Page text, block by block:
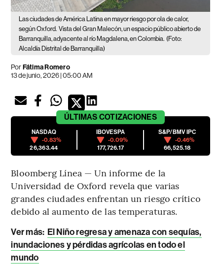
Las ciudades de América Latina en mayor riesgo por ola de calor,
según Oxford. Vista del Gran Malecón, un espacio público abierto de
Barranquilla, adyacente al río Magdalena, en Colombia. (Foto:
Alcaldía Distrital de Barranquilla)
PorFátima Romero
13 de junio, 2026 | 05:00 AM
ÚLTIMAS COTIZACIONES
NASDAQ
-0.83%
26,363.44
IBOVESPA
-0.09%
177,726.17
S&P/BMV IPC
-0.46%
66,525.18
Bloomberg Línea — Un informe de la
Universidad de Oxford revela que varias
grandes ciudades enfrentan un riesgo crítico
debido al aumento de las temperaturas.
Ver más: El Niño regresa y amenaza con sequías,
inundaciones y pérdidas agrícolas en todo el
mundo